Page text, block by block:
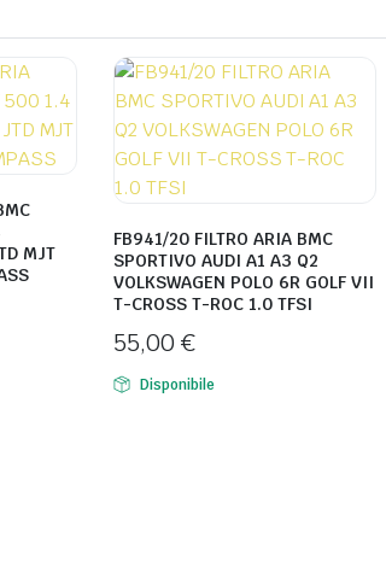
MJT
FB941/20 FILTRO ARIA BMC
SPORTIVO AUDI A1 A3 Q2
VOLKSWAGEN POLO 6R GOLF VII
T-CROSS T-ROC 1.0 TFSI
55,00 €
Disponibile